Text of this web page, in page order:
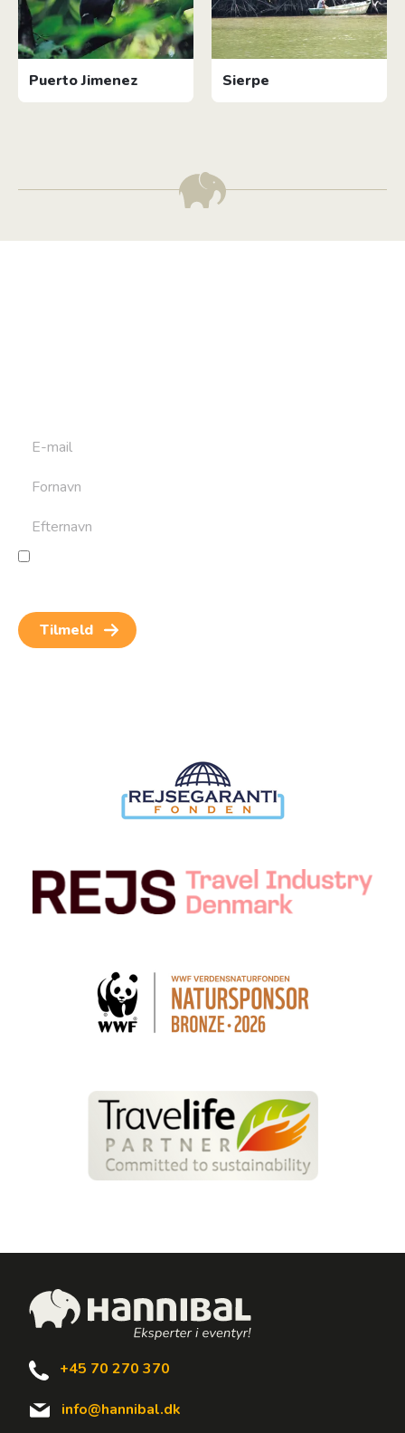
Puerto Jimenez Sierpe
+45 70 270 370
info@hannibal.dk